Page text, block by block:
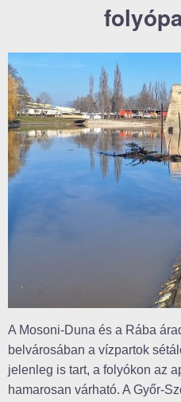
A Mosoni-Duna és a Rába
belvárosában a vízpartok
jelenleg is tart, a folyókon az
hamarosan várható. A Győr-